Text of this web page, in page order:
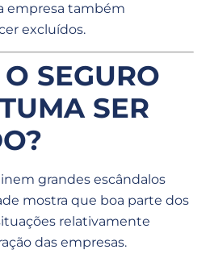
empresa também
excluídos.
SEGURO
SER
grandes escândalos
mostra que boa parte dos
relativamente
das empresas.